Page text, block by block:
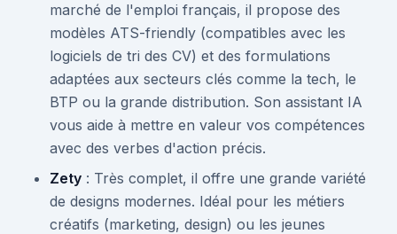
marché de l'emploi français, il propose des
modèles ATS-friendly (compatibles avec les
logiciels de tri des CV) et des formulations
adaptées aux secteurs clés comme la tech, le
BTP ou la grande distribution. Son assistant IA
vous aide à mettre en valeur vos compétences
avec des verbes d'action précis.
Zety : Très complet, il offre une grande variété
de designs modernes. Idéal pour les métiers
créatifs (marketing, design) ou les jeunes